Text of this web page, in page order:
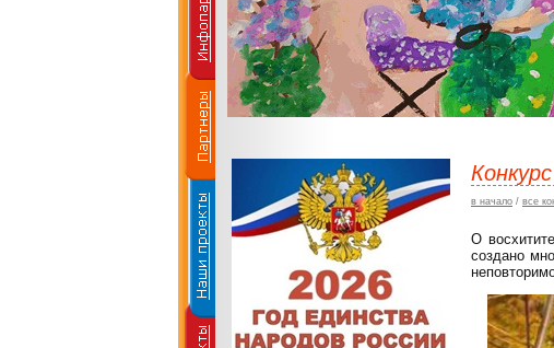
в начало / все
О
создано